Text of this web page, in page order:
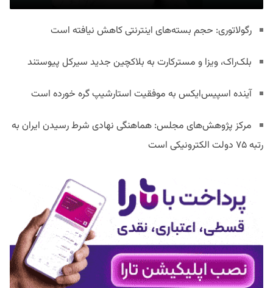
رگولاتوری: حجم بسته‌های اینترنتی کاهش نیافته است
بلک‌راک، ویزا و مسترکارت به بلاکچین جدید سیرکل پیوستند
آینده اسپیس‌ایکس به موفقیت استارشیپ گره خورده است
مرکز پژوهش‌های مجلس: هماهنگی نهادی شرط رسیدن ایران به
رتبه ۷۵ دولت الکترونیکی است